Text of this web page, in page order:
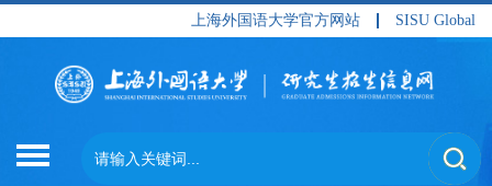
上海外国语大学官方网站 SISU Global